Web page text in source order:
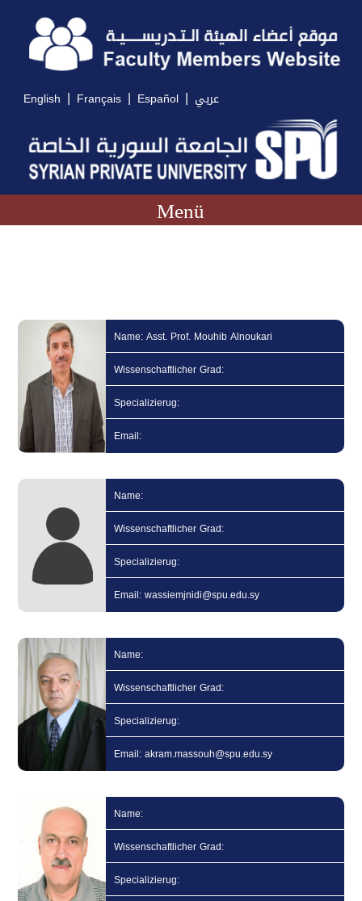
English | Français | Español | عربي
Menü
Name: Asst. Prof. Mouhib Alnoukari
Wissenschaftlicher Grad:
Specializierug:
Email:
Name:
Wissenschaftlicher Grad:
Specializierug:
Email: wassiemjnidi@spu.edu.sy
Name:
Wissenschaftlicher Grad:
Specializierug:
Email: akram.massouh@spu.edu.sy
Name:
Wissenschaftlicher Grad:
Specializierug: